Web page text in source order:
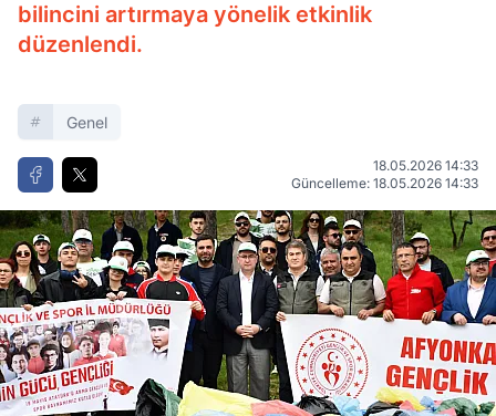
bilincini artırmaya yönelik etkinlik
düzenlendi.
Genel
18.05.2026 14:33
Güncelleme: 18.05.2026 14:33